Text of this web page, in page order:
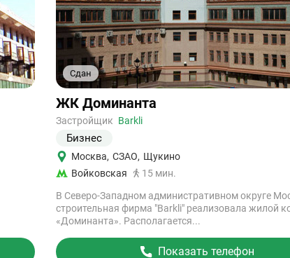
123
Сдан
Ссылка
на
объект
ЖК Доминанта
Застройщик Barkli
Бизнес
Москва, СЗАО, Щукино
Войковская
15 мин.
В Северо-Западном административном округе
строительная фирма "Barkli" реализовала жилой
«Доминанта». Располагается...
Показать телефон